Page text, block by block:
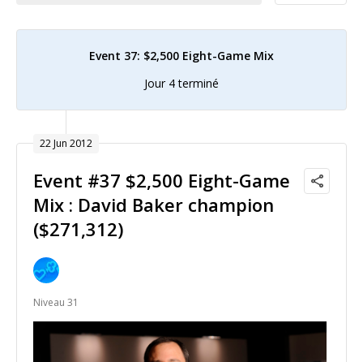
Event 37: $2,500 Eight-Game Mix
Jour 4 terminé
22 Jun 2012
Event #37 $2,500 Eight-Game
Mix : David Baker champion
($271,312)
Niveau 31